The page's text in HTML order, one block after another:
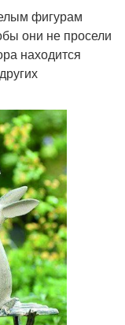
фигурам
они не просели
находится